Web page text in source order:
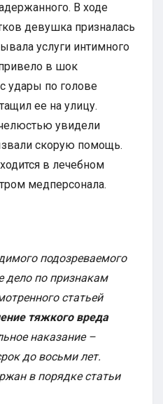
В ходе
девушка призналась
услуги интимного
в шок
удары по голове
ее на улицу.
увидели
скорую помощь.
в лечебном
медперсонала.
подозреваемого
дело по признакам
статьей
тяжкого вреда
наказание –
до восьми лет.
в порядке статьи